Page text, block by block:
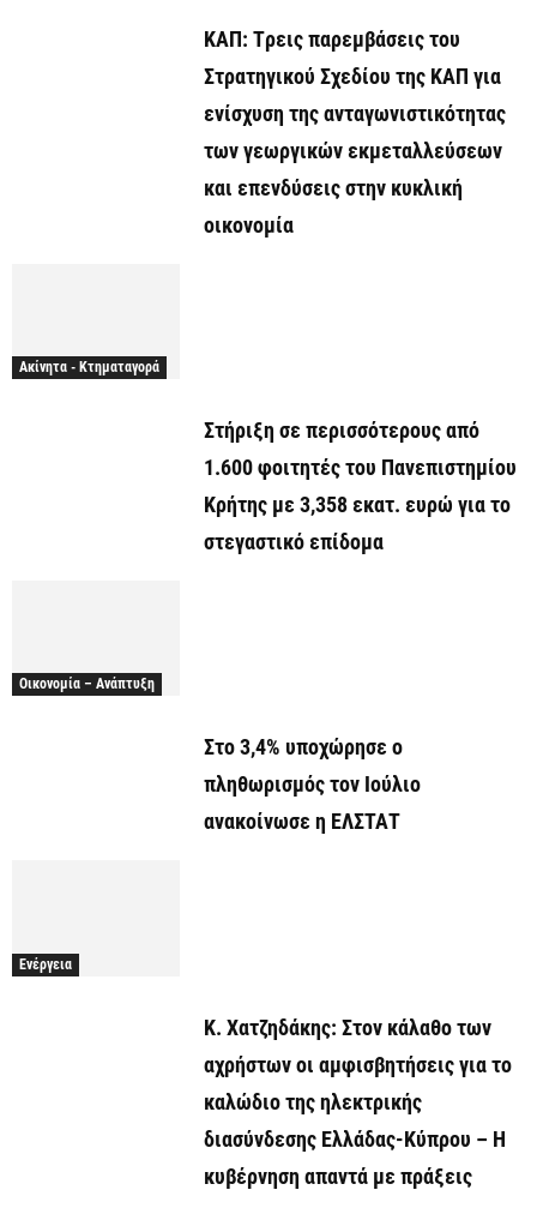
ΚΑΠ: Tρεις παρεμβάσεις του
Στρατηγικού Σχεδίου της ΚΑΠ για
ενίσχυση της ανταγωνιστικότητας
των γεωργικών εκμεταλλεύσεων
και επενδύσεις στην κυκλική
οικονομία
Ακίνητα - Κτηματαγορά
Στήριξη σε περισσότερους από
1.600 φοιτητές του Πανεπιστημίου
Κρήτης με 3,358 εκατ. ευρώ για το
στεγαστικό επίδομα
Οικονομία – Ανάπτυξη
Στο 3,4% υποχώρησε ο
πληθωρισμός τον Ιούλιο
ανακοίνωσε η ΕΛΣΤΑΤ
Ενέργεια
Κ. Χατζηδάκης: Στον κάλαθο των
αχρήστων οι αμφισβητήσεις για το
καλώδιο της ηλεκτρικής
διασύνδεσης Ελλάδας-Κύπρου – Η
κυβέρνηση απαντά με πράξεις